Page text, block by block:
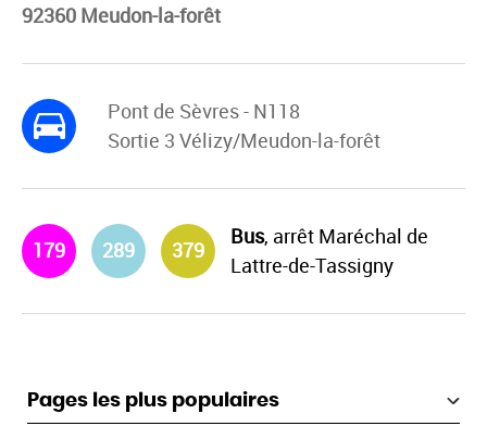
92360 Meudon-la-forêt
Pont de Sèvres - N118
Sortie 3 Vélizy/Meudon-la-forêt
179 289 379
Bus, arrêt Maréchal de
Lattre-de-Tassigny
Pages les plus populaires